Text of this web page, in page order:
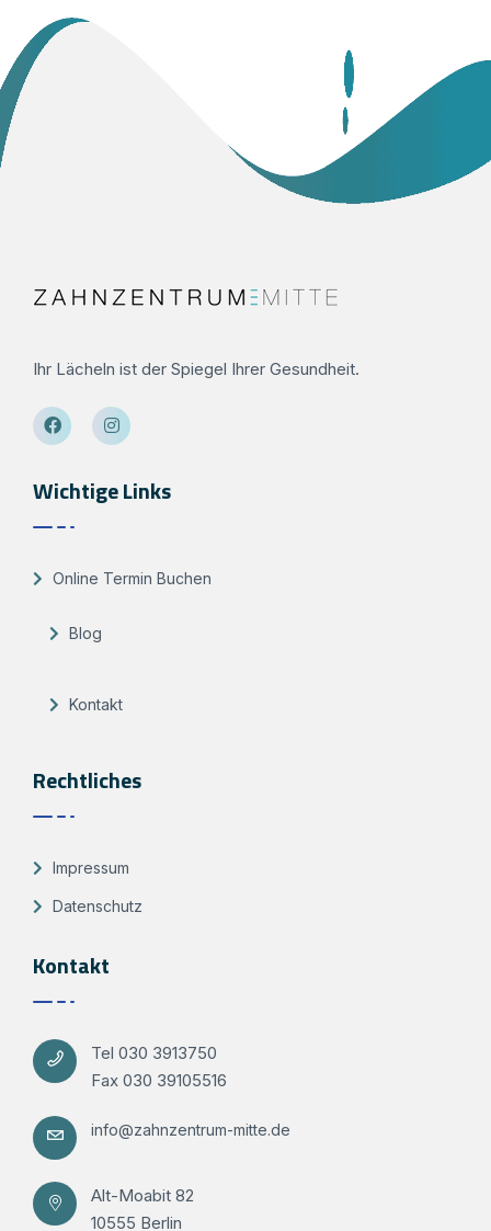
Ihr Lächeln ist der Spiegel Ihrer Gesundheit.
Wichtige Links
Online Termin Buchen
Blog
Kontakt
Rechtliches
Impressum
Datenschutz
Kontakt
Tel 030 3913750
Fax 030 39105516
info@zahnzentrum-mitte.de
Alt-Moabit 82
10555 Berlin